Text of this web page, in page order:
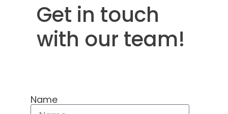
Get in touch
with our team!
Name